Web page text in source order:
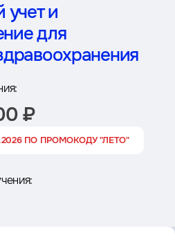
учет и
для
₽
ПО ПРОМОКОДУ "ЛЕТО"